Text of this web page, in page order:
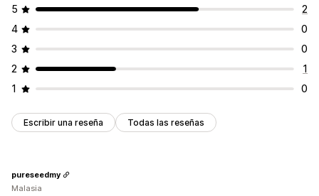
5
2
4
0
3
0
2
1
1
0
Escribir una reseña Todas las reseñas
pureseedmy
Malasia